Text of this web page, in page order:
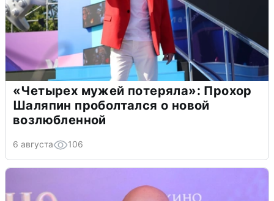
«Четырех мужей потеряла»: Прохор
Шаляпин проболтался о новой
возлюбленной
6 августа 106